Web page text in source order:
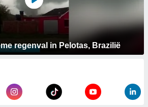
regenval in Pelotas, Brazilië